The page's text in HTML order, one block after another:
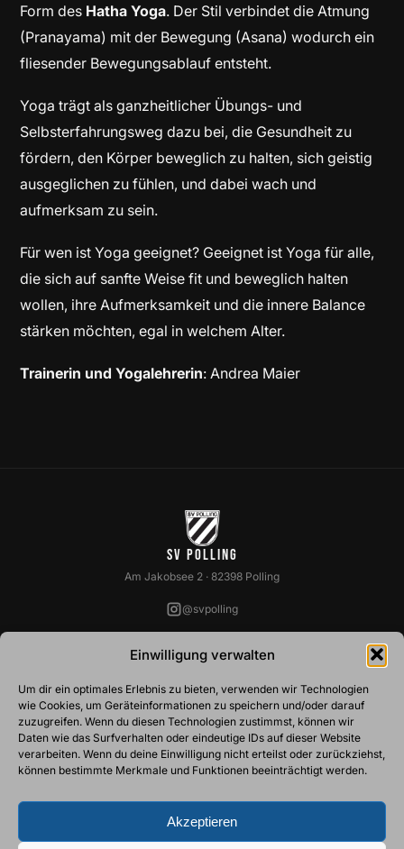
Einwilligung verwalten
Um dir ein optimales Erlebnis zu bieten, verwenden wir Technologien
wie Cookies, um Geräteinformationen zu speichern und/oder darauf
zuzugreifen. Wenn du diesen Technologien zustimmst, können wir
Daten wie das Surfverhalten oder eindeutige IDs auf dieser Website
verarbeiten. Wenn du deine Einwilligung nicht erteilst oder zurückziehst,
können bestimmte Merkmale und Funktionen beeinträchtigt werden.
Akzeptieren
Form des Hatha Yoga. Der Stil verbindet die Atmung
(Pranayama) mit der Bewegung (Asana) wodurch ein
fliesender Bewegungsablauf entsteht.
Yoga trägt als ganzheitlicher Übungs- und
Selbsterfahrungsweg dazu bei, die Gesundheit zu
fördern, den Körper beweglich zu halten, sich geistig
ausgeglichen zu fühlen, und dabei wach und
aufmerksam zu sein.
Für wen ist Yoga geeignet? Geeignet ist Yoga für alle,
die sich auf sanfte Weise fit und beweglich halten
wollen, ihre Aufmerksamkeit und die innere Balance
stärken möchten, egal in welchem Alter.
Trainerin und Yogalehrerin: Andrea Maier
SV Polling
Am Jakobsee 2 · 82398 Polling
@svpolling
Basketball
Ski
Tennis
Turnen
Stockschützen
Vorstandschaft
Abteilungsleiter
Belegungspläne
Mitgliedschaft
Downloads Datenschutz